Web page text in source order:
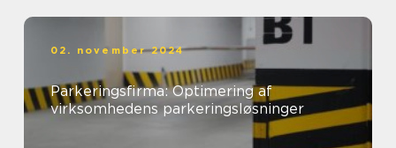
02. november 2024
Parkeringsfirma: Optimering af
virksomhedens parkeringsløsninger